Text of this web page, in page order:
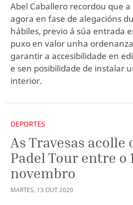
Abel Caballero recordou que
agora en fase de alegacións
hábiles, previo á súa entrada
puxo en valor unha
garantir a accesibilidade en
e sen posibilidade de instalar
interior.
DEPORTES
As Travesas acolle
Padel Tour entre o
novembro
MARTES, 13 OUT2020